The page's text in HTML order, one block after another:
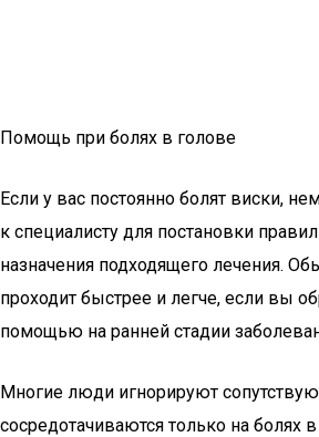
Помощь при болях в голове
Если у вас постоянно болят виски,
к специалисту для постановки
назначения подходящего лечения.
проходит быстрее и легче, если вы
помощью на ранней стадии
Многие люди игнорируют
сосредотачиваются только на болях в